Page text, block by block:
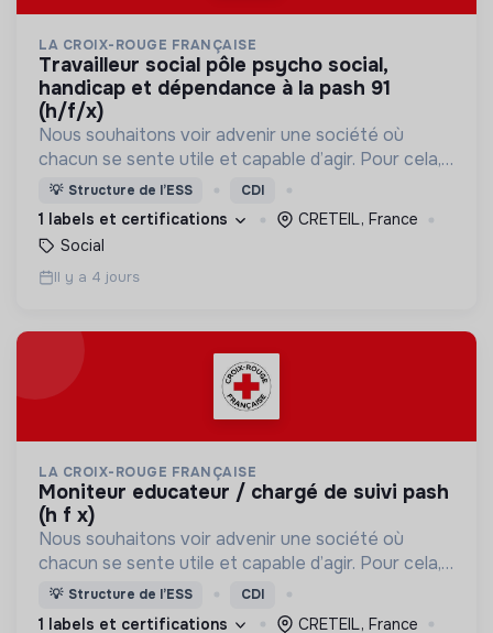
LA CROIX-ROUGE FRANÇAISE
travailleur social pôle psycho social,
handicap et dépendance à la pash 91
(h/f/x)
Nous souhaitons voir advenir une société où
chacun se sente utile et capable d’agir. Pour cela,
nous proposons des moyens et des lieux
d’engagement innovants et adaptés à tous.
💡 Structure de l’ESS CDI
1 labels et certifications
CRETEIL, France
Social
Il y a 4 jours
LA CROIX-ROUGE FRANÇAISE
moniteur educateur / chargé de suivi pash
(h f x)
Nous souhaitons voir advenir une société où
chacun se sente utile et capable d’agir. Pour cela,
nous proposons des moyens et des lieux
d’engagement innovants et adaptés à tous.
💡 Structure de l’ESS CDI
1 labels et certifications CRETEIL, France